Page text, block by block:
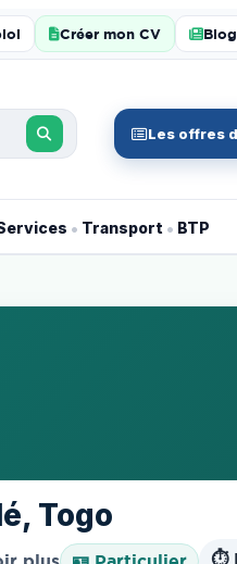
Créer mon CV Blog
Les offres
• Transport • BTP
Togo
⏱️